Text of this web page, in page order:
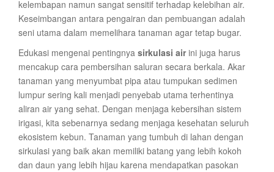
kelembapan namun sangat sensitif terhadap kelebihan air.
Keseimbangan antara pengairan dan pembuangan adalah
seni utama dalam memelihara tanaman agar tetap bugar.
Edukasi mengenai pentingnya sirkulasi airini juga harus
mencakup cara pembersihan saluran secara berkala. Akar
tanaman yang menyumbat pipa atau tumpukan sedimen
lumpur sering kali menjadi penyebab utama terhentinya
aliran air yang sehat. Dengan menjaga kebersihan sistem
irigasi, kita sebenarnya sedang menjaga kesehatan seluruh
ekosistem kebun. Tanaman yang tumbuh di lahan dengan
sirkulasi yang baik akan memiliki batang yang lebih kokoh
dan daun yang lebih hijau karena mendapatkan pasokan